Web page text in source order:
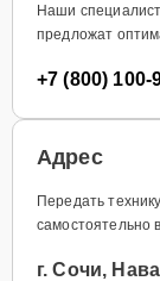
Наши
предложат
+7 (800) 100-
Адрес
Передать
самостоятельно
г. Сочи,